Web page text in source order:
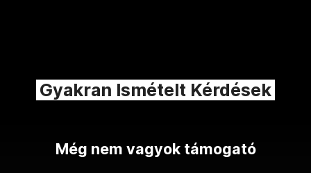
Gyakran Ismételt Kérdések
Még nem vagyok támogató